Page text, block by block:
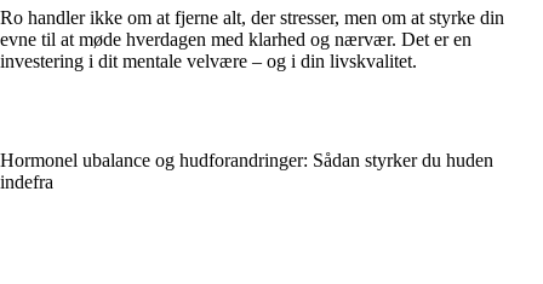
Ro handler ikke om at fjerne alt, der stresser, men om at styrke din
evne til at møde hverdagen med klarhed og nærvær. Det er en
investering i dit mentale velvære – og i din livskvalitet.
Hormonel ubalance og hudforandringer: Sådan styrker du huden
indefra